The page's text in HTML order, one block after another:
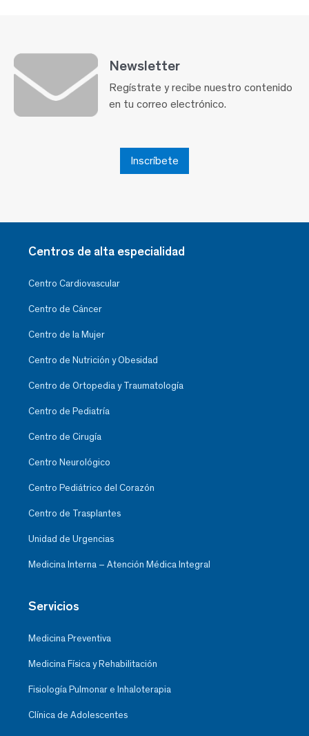
Newsletter
Regístrate y recibe nuestro contenido
en tu correo electrónico.
Inscríbete
Centros de alta especialidad
Centro Cardiovascular
Centro de Cáncer
Centro de la Mujer
Centro de Nutrición y Obesidad
Centro de Ortopedia y Traumatología
Centro de Pediatría
Centro de Cirugía
Centro Neurológico
Centro Pediátrico del Corazón
Centro de Trasplantes
Unidad de Urgencias
Medicina Interna – Atención Médica Integral
Servicios
Medicina Preventiva
Medicina Física y Rehabilitación
Fisiología Pulmonar e Inhaloterapia
Clínica de Adolescentes